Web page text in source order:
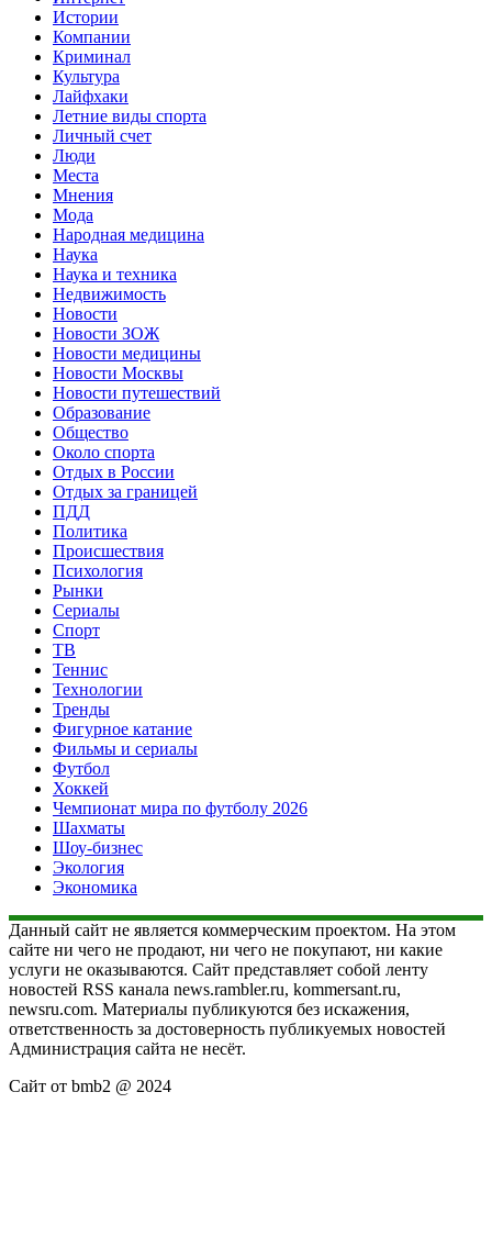
Истории
Компании
Криминал
Культура
Лайфхаки
Летние виды спорта
Личный счет
Люди
Места
Мнения
Мода
Народная медицина
Наука
Наука и техника
Недвижимость
Новости
Новости ЗОЖ
Новости медицины
Новости Москвы
Новости путешествий
Образование
Общество
Около спорта
Отдых в России
Отдых за границей
ПДД
Политика
Происшествия
Психология
Рынки
Сериалы
Спорт
ТВ
Теннис
Технологии
Тренды
Фигурное катание
Фильмы и сериалы
Футбол
Хоккей
Чемпионат мира по футболу 2026
Шахматы
Шоу-бизнес
Экология
Экономика
Данный сайт не является коммерческим проектом. На этом
сайте ни чего не продают, ни чего не покупают, ни какие
услуги не оказываются. Сайт представляет собой ленту
новостей RSS канала news.rambler.ru, kommersant.ru,
newsru.com. Материалы публикуются без искажения,
ответственность за достоверность публикуемых новостей
Администрация сайта не несёт.
Сайт от bmb2 @ 2024